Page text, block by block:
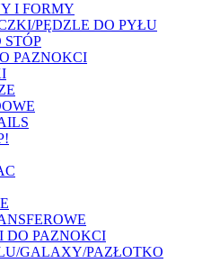
I FORMY
PĘDZLE DO PYŁU
PAZNOKCI
DO PAZNOKCI
GALAXY/PAZŁOTKO